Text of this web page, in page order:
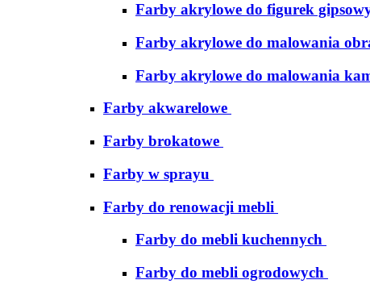
Farby akrylowe do figurek
Farby akrylowe do malowania
Farby akrylowe do malowania
Farby akwarelowe
Farby brokatowe
Farby w sprayu
Farby do renowacji mebli
Farby do mebli kuchennych
Farby do mebli ogrodowych